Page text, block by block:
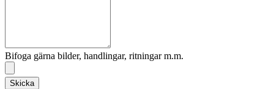
Bifoga gärna bilder, handlingar, ritningar m.m.
Skicka